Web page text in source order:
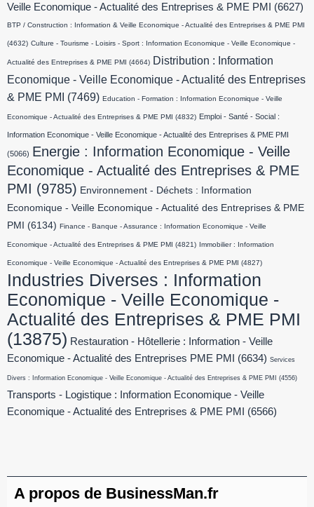
Veille Economique - Actualité des Entreprises & PME PMI
(6627)
BTP / Construction : Information & Veille Economique - Actualité des Entreprises & PME PMI
(4632) Culture - Tourisme - Loisirs - Sport : Information Economique - Veille Economique -
Actualité des Entreprises & PME PMI (4664) Distribution : Information
Economique - Veille Economique - Actualité des Entreprises
& PME PMI
(7469) Education - Formation : Information Economique - Veille
Economique - Actualité des Entreprises & PME PMI (4832) Emploi - Santé - Social :
Information Economique - Veille Economique - Actualité des Entreprises & PME PMI
(5066) Energie : Information Economique - Veille
Economique - Actualité des Entreprises & PME
PMI (9785) Environnement - Déchets : Information
Economique - Veille Economique - Actualité des Entreprises & PME
PMI
(6134) Finance - Banque - Assurance : Information Economique - Veille
Economique - Actualité des Entreprises & PME PMI (4821) Immobilier : Information
Economique - Veille Economique - Actualité des Entreprises & PME PMI (4827)
Industries Diverses : Information
Economique - Veille Economique -
Actualité des Entreprises & PME PMI
(13875) Restauration - Hôtellerie : Information - Veille
Economique - Actualité des Entreprises PME PMI
(6634) Services
Divers : Information Economique - Veille Economique - Actualité des Entreprises & PME PMI (4556)
Transports - Logistique : Information Economique - Veille
Economique - Actualité des Entreprises & PME PMI
(6566)
A propos de BusinessMan.fr